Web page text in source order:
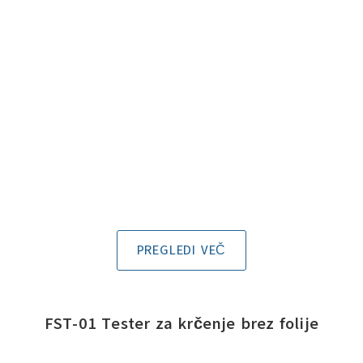
PREGLEDI VEČ
FST-01 Tester za krčenje brez folije